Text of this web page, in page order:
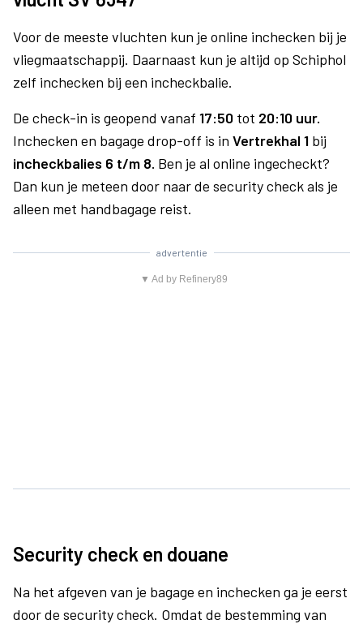
Voor de meeste vluchten kun je online inchecken bij je
vliegmaatschappij. Daarnaast kun je altijd op Schiphol
zelf inchecken bij een incheckbalie.
De check-in is geopend vanaf 17:50 tot 20:10 uur.
Inchecken en bagage drop-off is in Vertrekhal 1 bij
incheckbalies 6 t/m 8. Ben je al online ingecheckt?
Dan kun je meteen door naar de security check als je
alleen met handbagage reist.
advertentie
▼ Ad by Refinery89
Security check en douane
Na het afgeven van je bagage en inchecken ga je eerst
door de security check. Omdat de bestemming van